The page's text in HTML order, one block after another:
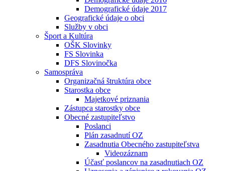
Demografické údaje 2017
Geografické údaje o obci
Služby v obci
Šport a Kultúra
OŠK Slovinky
FS Slovinka
DFS Slovinočka
Samospráva
Organizačná štruktúra obce
Starostka obce
Majetkové priznania
Zástupca starostky obce
Obecné zastupiteľstvo
Poslanci
Plán zasadnutí OZ
Zasadnutia Obecného zastupiteľstva
Videozáznam
Účasť poslancov na zasadnutiach OZ